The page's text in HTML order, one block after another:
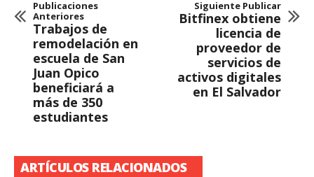
Publicaciones
Anteriores
Trabajos de
remodelación en
escuela de San
Juan Opico
beneficiará a
más de 350
estudiantes
Siguiente Publicar
Bitfinex obtiene
licencia de
proveedor de
servicios de
activos digitales
en El Salvador
ARTÍCULOS RELACIONADOS